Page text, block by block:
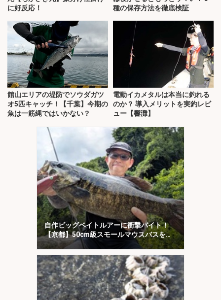
に好反応！
種の保存方法を徹底検証
館山エリアの堤防でソウダガツ
オ5匹キャッチ！【千葉】今期の
魚は一筋縄ではいかない？
電動イカメタルは本当に釣れる
のか？ 導入メリットを実釣レビ
ュー【響灘】
自作ビッグベイトルアーに衝撃バイト！
【京都】50cm級スモールマウスバスをキ
ャッチ